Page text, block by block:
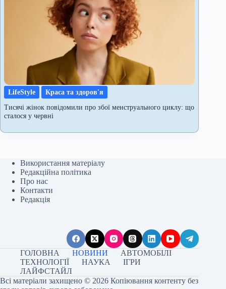
LifeStyle
Краса та здоров'я
Тисячі жінок повідомили про збої менструального циклу: що
сталося у червні
Використання матеріалу
Редакційна політика
Про нас
Контакти
Редакція
ГОЛОВНА НОВИНИ
АВТОМОБІЛІ
ТЕХНОЛОГІЇ
НАУКА
ІГРИ
ЛАЙФСТАЙЛ
Всі матеріали захищено © 2026 Копіювання контенту без